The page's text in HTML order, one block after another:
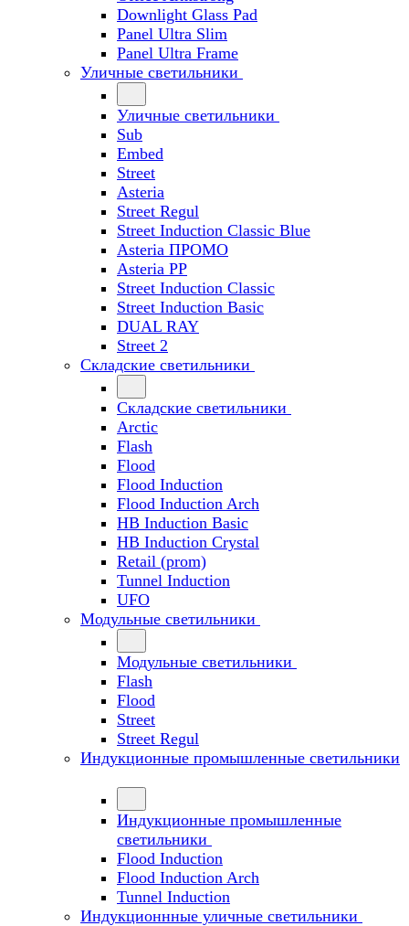
Downlight Glass Pad
Panel Ultra Slim
Panel Ultra Frame
Уличные светильники
Уличные светильники
Sub
Embed
Street
Asteria
Street Regul
Street Induction Classic Blue
Asteria ПРОМО
Asteria PP
Street Induction Classic
Street Induction Basic
DUAL RAY
Street 2
Складские светильники
Складские светильники
Arctic
Flash
Flood
Flood Induction
Flood Induction Arch
HB Induction Basic
HB Induction Crystal
Retail (prom)
Tunnel Induction
UFO
Модульные светильники
Модульные светильники
Flash
Flood
Street
Street Regul
Индукционные промышленные светильники
Индукционные промышленные
светильники
Flood Induction
Flood Induction Arch
Tunnel Induction
Индукционнные уличные светильники